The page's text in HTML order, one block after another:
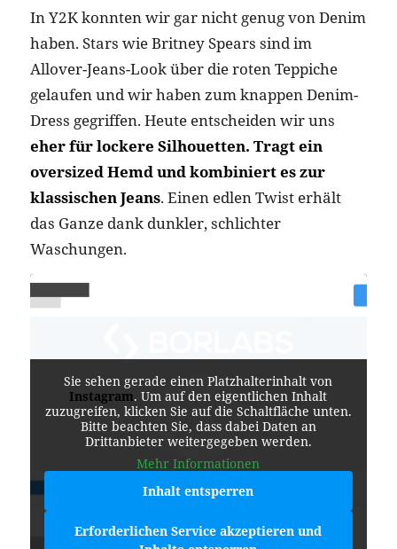
In Y2K konnten wir gar nicht genug von Denim
haben. Stars wie Britney Spears sind im
Allover-Jeans-Look über die roten Teppiche
gelaufen und wir haben zum knappen Denim-
Dress gegriffen. Heute entscheiden wir uns
eher für lockere Silhouetten. Tragt ein
oversized Hemd und kombiniert es zur
klassischen Jeans. Einen edlen Twist erhält
das Ganze dank dunkler, schlichter
Waschungen.
Sie sehen gerade einen Platzhalterinhalt von
Instagram. Um auf den eigentlichen Inhalt
zuzugreifen, klicken Sie auf die Schaltfläche unten.
Bitte beachten Sie, dass dabei Daten an
Drittanbieter weitergegeben werden.
Mehr Informationen
Inhalt entsperren
Erforderlichen Service akzeptieren und